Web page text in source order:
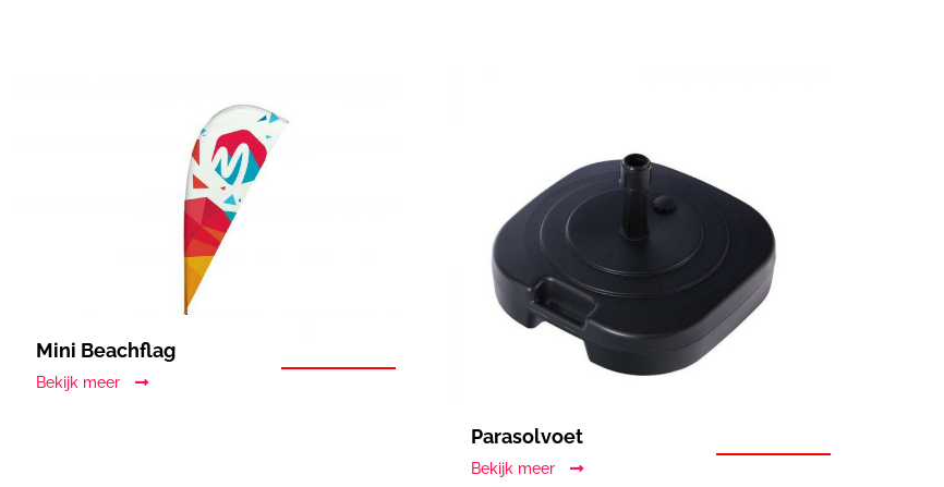
Mini Beachflag
Bekijk meer
Parasolvoet
Bekijk meer